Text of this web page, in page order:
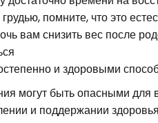
помните, что это
вам снизить вес после
и здоровыми
могут быть опасными для
и поддержании